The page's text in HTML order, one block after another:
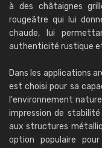
à des châtaignes
rougeâtre qui lui
chaude, lui
authenticité rustique
Dans les applications
est choisi pour sa
l'environnement
impression de
aux structures
option populaire